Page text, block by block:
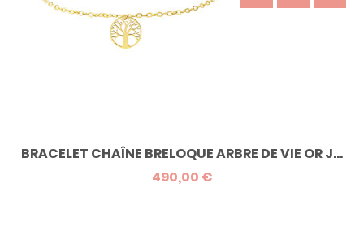
BRACELET CHAÎNE BRELOQUE ARBRE DE VIE OR J...
490,00 €